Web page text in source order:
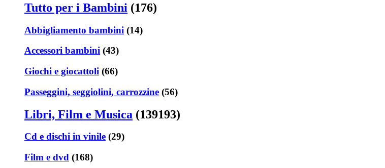
Tutto per i Bambini (176)
Abbigliamento bambini (14)
Accessori bambini (43)
Giochi e giocattoli (66)
Passeggini, seggiolini, carrozzine (56)
Libri, Film e Musica (139193)
Cd e dischi in vinile (29)
Film e dvd (168)